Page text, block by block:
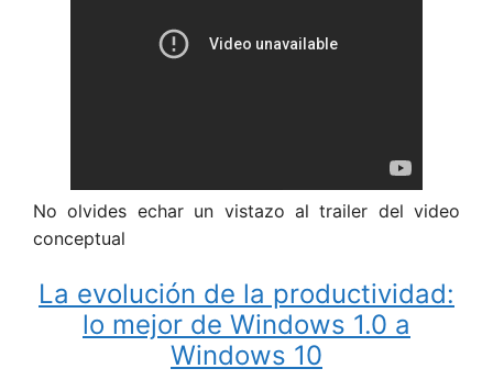
No olvides echar un vistazo al trailer del video
conceptual
La evolución de la productividad:
lo mejor de Windows 1.0 a
Windows 10